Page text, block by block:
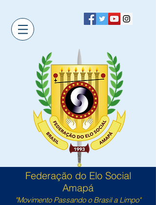
Federação do Elo Social
Amapá
"Movimento Passando o Brasil a Limpo"